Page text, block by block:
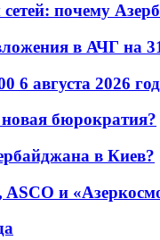
почему
в АЧГ на
6 августа 2026
бюрократия?
в Киев?
и